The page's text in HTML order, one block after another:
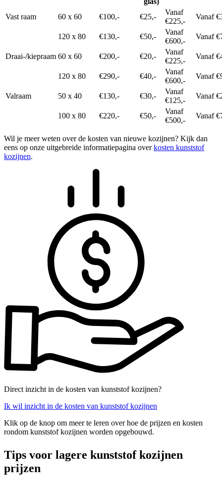
Vast raam 60 x 60 €100,- €25,-
Vanaf
€225,-
Vanaf
120 x 80 €130,- €50,-
Vanaf
€600,-
Vanaf
Draai-/kiepraam 60 x 60 €200,- €20,-
Vanaf
€225,-
Vanaf
120 x 80 €290,- €40,-
Vanaf
€600,-
Vanaf
Valraam 50 x 40 €130,- €30,-
Vanaf
€125,-
Vanaf
100 x 80 €220,- €50,-
Vanaf
€500,-
Vanaf
Wil je meer weten over de kosten van nieuwe kozijnen? Kijk dan
eens op onze uitgebreide informatiepagina overkosten kunststof
kozijnen.
Direct inzicht in de kosten van kunststof kozijnen?
Ik wil inzicht in de kosten van kunststof kozijnen
Klik op de knop om meer te leren over hoe de prijzen en kosten
rondom kunststof kozijnen worden opgebouwd.
Tips voor lagere kunststof kozijnen
prijzen